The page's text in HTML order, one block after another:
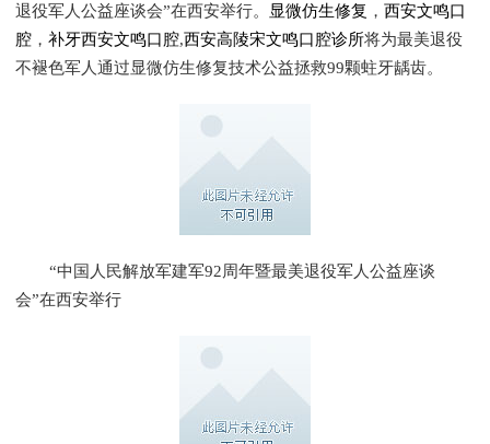
退役军人公益座谈会”在西安举行。 显微仿生修复 ，西安文鸣口
腔 ，补牙西安文鸣口腔,西安高陵宋文鸣口腔诊所将为最美退役
不褪色军人通过显微仿生修复技术公益拯救99颗蛀牙龋齿。
“中国人民解放军建军92周年暨最美退役军人公益座谈
会”在西安举行